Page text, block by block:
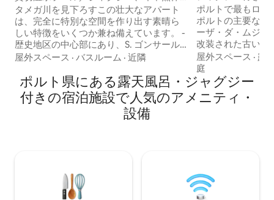
の川の眺め
タメガ川を見下ろすこの壮大なアパート
は、完全に特別な空間を作り出す素晴ら
しい特徴をいくつか兼ね備えています。 -
歴史地区の中心部にあり、S. ゴンサール
教会から200メートル、タメガ川から数メ
温水になっています。 ダイニングエリア
と川の景色を楽しめる広いパティオ。 -
Bárbara Abreu Arquitetosによる差別化
された建築。 宿泊施設から数メートルの
屋外スペース · バスルーム · 近隣
ス、2名様用＋駐
ポルトで最もロ
ポルトの主要な大
ーザ・ダ・ムジカ
改装された古い
豪華なアパートで
チックな雰囲気の
屋をお探し✔なら
すめです。 ✔ 専
薪✔ ストーブ・
屋外スペース · 露
庭
ポルト県にある露天風呂・ジャグジー
付きの宿泊施設で人気のアメニティ・
設備